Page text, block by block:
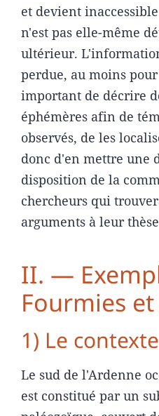
et devient
n'est pas elle-même
ultérieur.
perdue, au moins
important de décrire
éphémères afin de
observés, de les
donc d'en mettre une
disposition de la
chercheurs qui
arguments à leur
II. —
Fourmies
1) Le contexte
Le sud de l'Ardenne
est constitué par un